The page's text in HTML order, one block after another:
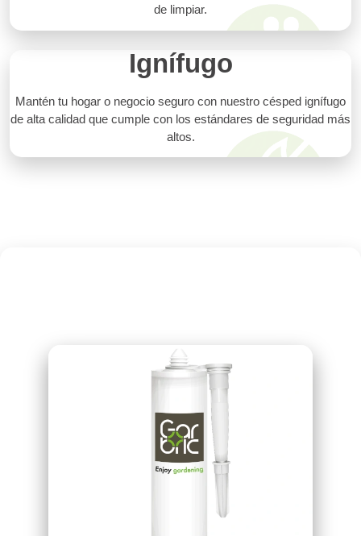
de limpiar.
Ignífugo
Mantén tu hogar o negocio seguro con nuestro césped ignífugo
de alta calidad que cumple con los estándares de seguridad más
altos.